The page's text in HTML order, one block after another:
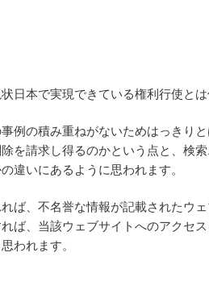
日本で実現できている権利行使とは
例の積み重ねがないためはっきり
を請求し得るのかという点と、検
違いにあるように思われます。
ば、不名誉な情報が記載されたウ
ば、当該ウェブサイトへのアクセス
われます。